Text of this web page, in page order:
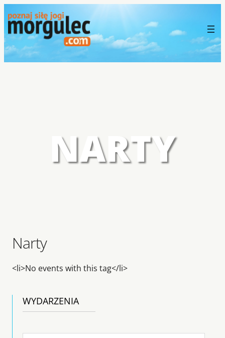
NARTY
Narty
<li>No events with this tag</li>
WYDARZENIA